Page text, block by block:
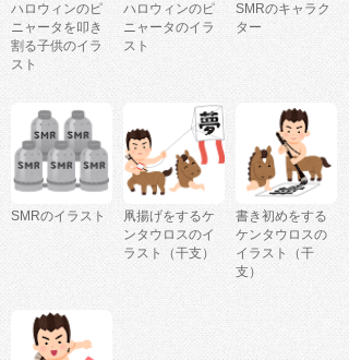
ハロウィンのピ
ニャータを叩き
割る子供のイラ
スト
ハロウィンのピ
ニャータのイラ
スト
SMRのキャラク
ター
SMRのイラスト
凧揚げをするケ
ンタウロスのイ
ラスト（干支）
書き初めをする
ケンタウロスの
イラスト（干
支）